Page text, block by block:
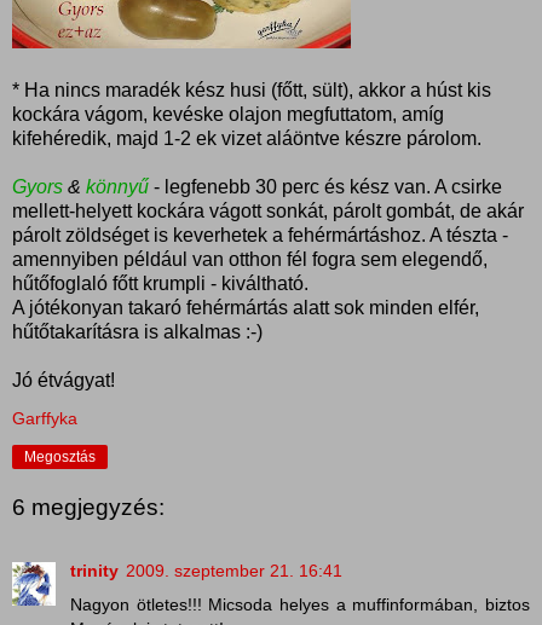
* Ha nincs maradék kész husi (főtt, sült), akkor a húst kis
kockára vágom, kevéske olajon megfuttatom, amíg
kifehéredik, majd 1-2 ek vizet aláöntve készre párolom.
Gyors & könnyű - legfenebb 30 perc és kész van. A csirke
mellett-helyett kockára vágott sonkát, párolt gombát, de akár
párolt zöldséget is keverhetek a fehérmártáshoz. A tészta -
amennyiben például van otthon fél fogra sem elegendő,
hűtőfoglaló főtt krumpli - kiváltható.
A jótékonyan takaró fehérmártás alatt sok minden elfér,
hűtőtakarításra is alkalmas :-)
Jó étvágyat!
Garffyka
Megosztás
6 megjegyzés:
trinity 2009. szeptember 21. 16:41
Nagyon ötletes!!! Micsoda helyes a muffinformában, biztos